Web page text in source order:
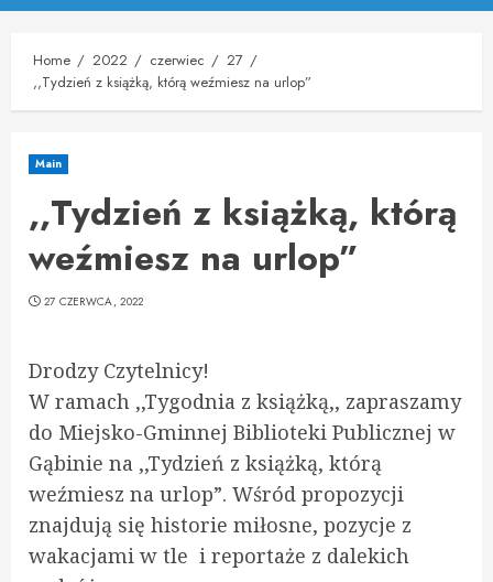
Menu
Home 2022 czerwiec
27
,,Tydzień z książką, którą weźmiesz na urlop”
Main
,,Tydzień z książką, którą
weźmiesz na urlop”
27 CZERWCA, 2022
Drodzy Czytelnicy!
W ramach ,,Tygodnia z książką,, zapraszamy
do Miejsko-Gminnej Biblioteki Publicznej w
Gąbinie na ,,Tydzień z książką, którą
weźmiesz na urlop”. Wśród propozycji
znajdują się historie miłosne, pozycje z
wakacjami w tle i reportaże z dalekich